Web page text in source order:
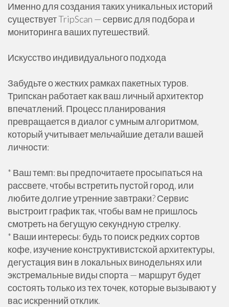
Именно для создания таких уникальных историй
существует TripScan — сервис для подбора и
мониторинга ваших путешествий.
Искусство индивидуального подхода
Забудьте о жестких рамках пакетных туров.
Трипскан работает как ваш личный архитектор
впечатлений. Процесс планирования
превращается в диалог с умным алгоритмом,
который учитывает мельчайшие детали вашей
личности:
* Ваш темп: вы предпочитаете просыпаться на
рассвете, чтобы встретить пустой город, или
любите долгие утренние завтраки? Сервис
выстроит график так, чтобы вам не пришлось
смотреть на бегущую секундную стрелку.
* Ваши интересы: будь то поиск редких сортов
кофе, изучение конструктивистской архитектуры,
дегустация вин в локальных винодельнях или
экстремальные виды спорта — маршрут будет
состоять только из тех точек, которые вызывают у
вас искренний отклик.